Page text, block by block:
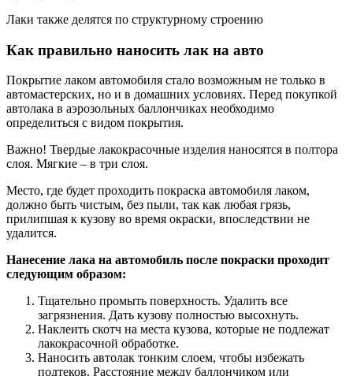
Лаки также делятся по структурному строению
Как правильно наносить лак на авто
Покрытие лаком автомобиля стало возможным не только в
автомастерских, но и в домашних условиях. Перед покупкой
автолака в аэрозольных баллончиках необходимо
определиться с видом покрытия.
Важно! Твердые лакокрасочные изделия наносятся в полтора
слоя. Мягкие – в три слоя.
Место, где будет проходить покраска автомобиля лаком,
должно быть чистым, без пыли, так как любая грязь,
прилипшая к кузову во время окраски, впоследствии не
удалится.
Нанесение лака на автомобиль после покраски проходит
следующим образом:
Тщательно промыть поверхность. Удалить все
загрязнения. Дать кузову полностью высохнуть.
Наклеить скотч на места кузова, которые не подлежат
лакокрасочной обработке.
Наносить автолак тонким слоем, чтобы избежать
подтеков. Расстояние между баллончиком или